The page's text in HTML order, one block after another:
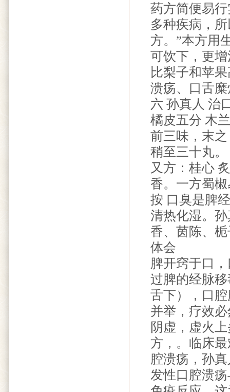
药方简便易
多种疾病，
方。”本方用
可饮下，更
比梨子和苹
溃疡、口舌
六 孙真人 治
橘皮五分 木
前三味，末
稍至三十丸。
又方：桂心
香。一方蜀
按 口臭是脾
清热化湿。
香、茵陈、
体会
脾开窍于口
过脾的经脉
舌下），口
并举，疗效
阴虚，虚火
方，。临床
腔溃疡，孙
发性口腔溃